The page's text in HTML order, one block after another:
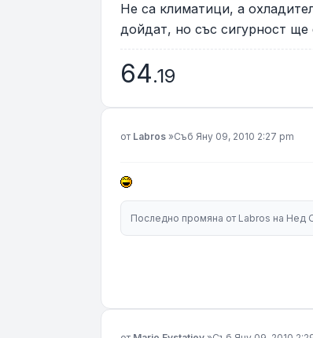
Не са климатици, а
дойдат, но със сигурност ще
64.19
Мнение
от Labros »Съб Яну 09, 2010 2:27 pm
Последно промяна от Labros на Нед